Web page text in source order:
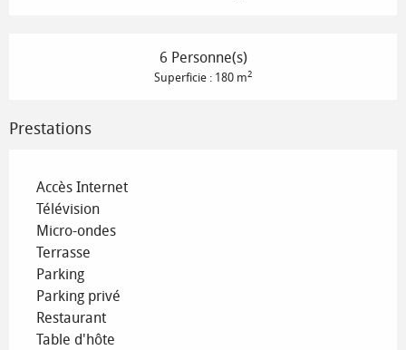
6 Personne(s)
Superficie : 180 m2
Prestations
Accès Internet
Télévision
Micro-ondes
Terrasse
Parking
Parking privé
Restaurant
Table d'hôte